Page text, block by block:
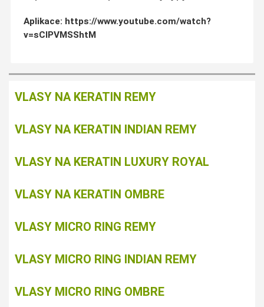
Aplikace: https://www.youtube.com/watch?
v=sCIPVMSShtM
VLASY NA KERATIN REMY
VLASY NA KERATIN INDIAN REMY
VLASY NA KERATIN LUXURY ROYAL
VLASY NA KERATIN OMBRE
VLASY MICRO RING REMY
VLASY MICRO RING INDIAN REMY
VLASY MICRO RING OMBRE